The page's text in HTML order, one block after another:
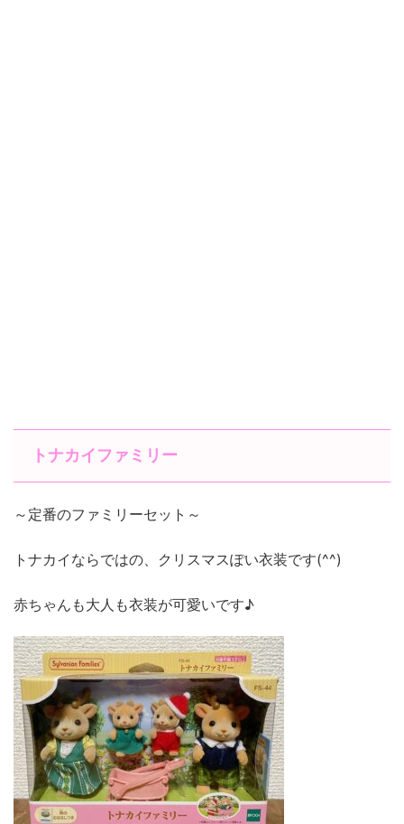
トナカイファミリー
～定番のファミリーセット～
トナカイならではの、クリスマスぽい衣装です(^^)
赤ちゃんも大人も衣装が可愛いです♪